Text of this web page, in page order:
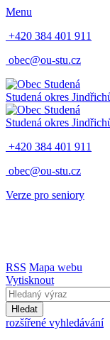
Menu
+420 384 401 911
obec@ou-stu.cz
Studená okres
Studená okres
+420 384 401 911
obec@ou-stu.cz
Verze pro seniory
RSS Mapa webu
Vytisknout
Hledat
rozšířené vyhledávání